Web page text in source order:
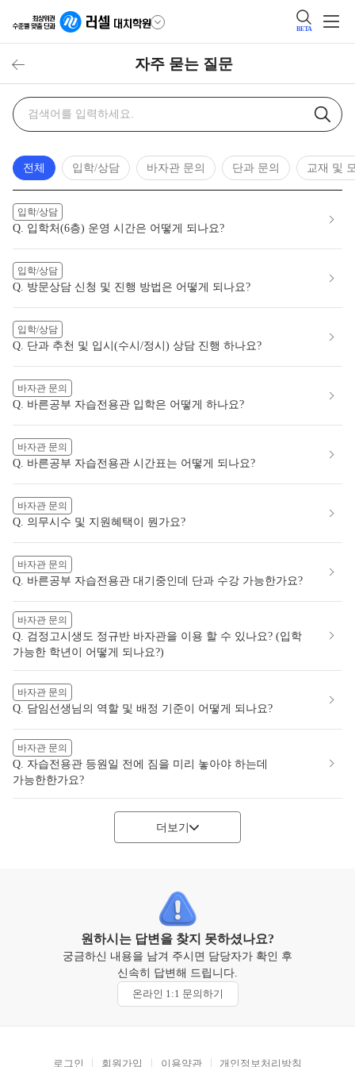
BETA
자주 묻는 질문
자주
묻는
검색
검색어
전체 입학/상담 바자관 문의 단과 문의 교재 및
입학/상담
Q. 입학처(6층) 운영 시간은 어떻게 되나요?
입학/상담
Q. 방문상담 신청 및 진행 방법은 어떻게 되나요?
입학/상담
Q. 단과 추천 및 입시(수시/정시) 상담 진행 하나요?
바자관 문의
Q. 바른공부 자습전용관 입학은 어떻게 하나요?
바자관 문의
Q. 바른공부 자습전용관 시간표는 어떻게 되나요?
바자관 문의
Q. 의무시수 및 지원혜택이 뭔가요?
바자관 문의
Q. 바른공부 자습전용관 대기중인데 단과 수강 가능한가요?
바자관 문의
Q. 검정고시생도 정규반 바자관을 이용 할 수 있나요? (입학
가능한 학년이 어떻게 되나요?)
바자관 문의
Q. 담임선생님의 역할 및 배정 기준이 어떻게 되나요?
바자관 문의
Q. 자습전용관 등원일 전에 짐을 미리 놓아야 하는데
가능한한가요?
더보기
원하시는 답변을 찾지 못하셨나요?
궁금하신 내용을 남겨 주시면 담당자가 확인 후
신속히 답변해 드립니다.
온라인 1:1 문의하기
로그인 회원가입 이용약관 개인정보처리방침